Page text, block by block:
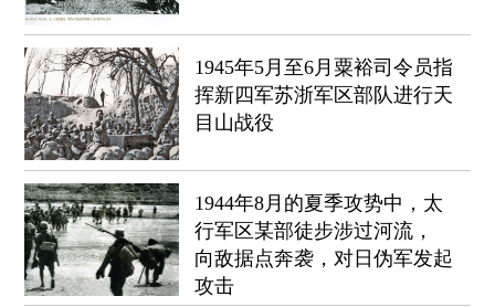
1945年5月至6月粟裕司令员指
挥新四军苏浙军区部队进行天
目山战役
1944年8月的夏季攻势中，太
行军区某部徒步涉过河流，
向敌据点奔袭，对日伪军发起
攻击